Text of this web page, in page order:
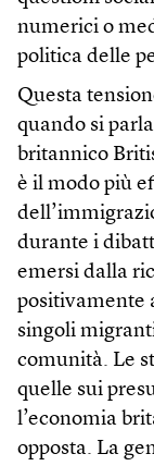
numerici o
politica delle
Questa
quando si
britannico
è il modo più
durante i
emersi dalla
positivamente
singoli
comunità. Le
quelle sui
l’economia
opposta. La